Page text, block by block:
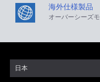
海外仕様製品
オーバーシーズ
日本